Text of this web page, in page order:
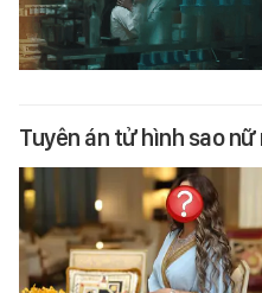
Tuyên án tử hình sao nữ